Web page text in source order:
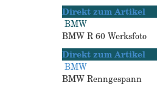
Direkt zum Artikel
BMW
BMW R 60 Werksfoto
Direkt zum Artikel
BMW
BMW Renngespann